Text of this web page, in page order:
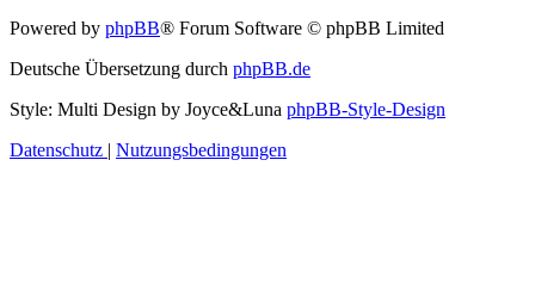
Powered by phpBB® Forum Software © phpBB Limited
Deutsche Übersetzung durch phpBB.de
Style: Multi Design by Joyce&Luna phpBB-Style-Design
Datenschutz | Nutzungsbedingungen